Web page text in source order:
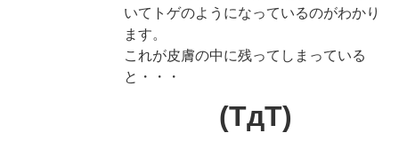
いてトゲのようになっているのがわかり
ます。
これが皮膚の中に残ってしまっている
と・・・
(TдT)